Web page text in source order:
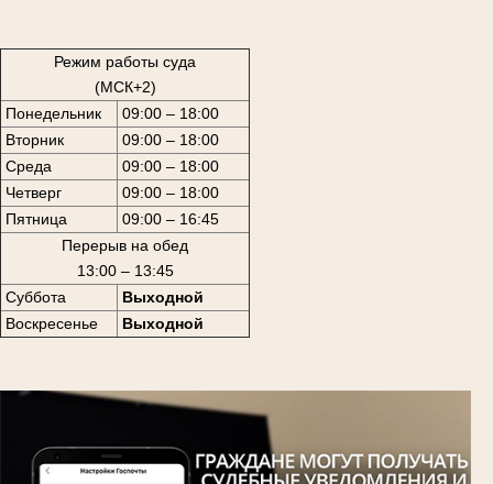
Режим работы суда
(МСК+2)
Понедельник
09:00 – 18:00
Вторник
09:00 – 18:00
Среда
09:00 – 18:00
Четверг
09:00 – 18:00
Пятница
09:00 – 16:45
Перерыв на обед
13:00 – 13:45
Суббота
Выходной
Воскресенье
Выходной